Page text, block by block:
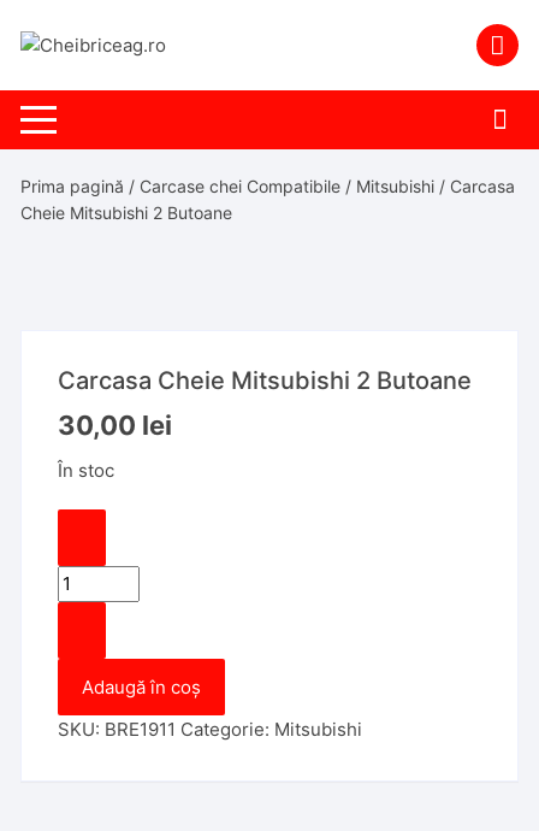
Prima pagină / Carcase chei Compatibile / Mitsubishi / Carcasa
Cheie Mitsubishi 2 Butoane
Carcasa Cheie Mitsubishi 2 Butoane
30,00 lei
În stoc
Cantitate
Carcasa
Mitsubishi
Butoane
Adaugă în coș
SKU: BRE1911 Categorie: Mitsubishi